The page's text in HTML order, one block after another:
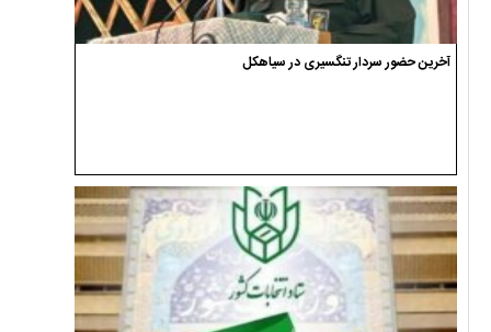
آخرین حضور سردار تنگسیری در سیاهکل